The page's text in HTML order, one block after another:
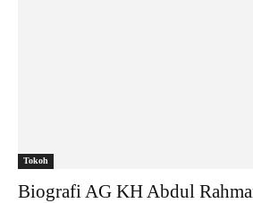
Tokoh
Biografi AG KH Abdul